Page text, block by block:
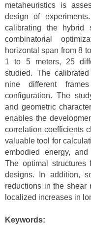
metaheuristics is
design of
calibrating the hybrid
combinatorial
horizontal span from 8
1 to 5 meters, 25
studied. The
nine different
configuration. The
and geometric
enables the
correlation coefficients
valuable tool for
embodied energy,
The optimal structures
designs. In addition,
reductions in the shear
localized increases in
Keywords: